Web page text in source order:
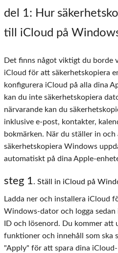
del 1: Hur
till iCloud på
Det finns något viktigt du borde
iCloud för att säkerhetskopiera
konfigurera iCloud på alla dina
kan du inte säkerhetskopiera
närvarande kan du
inklusive e-post, kontakter,
bokmärken. När du ställer in
säkerhetskopiera Windows
automatiskt på dina Apple-
steg 1. Ställ in iCloud på
Ladda ner och installera iCloud
Windows-dator och logga
ID och lösenord. Du kommer att
funktioner och innehåll som ska
"Apply" för att spara dina iCloud-